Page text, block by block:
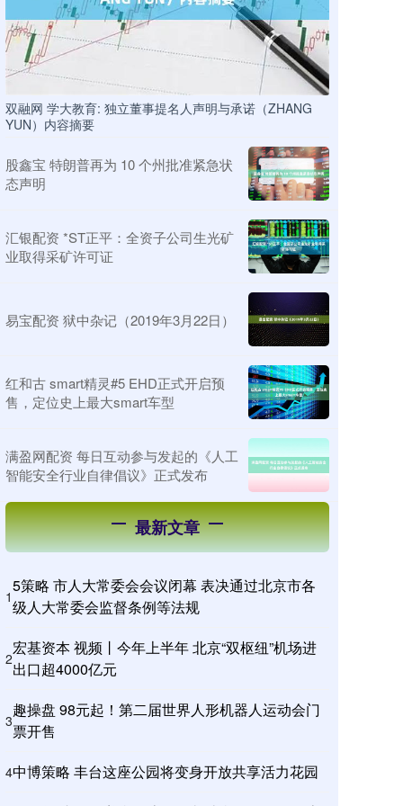
双融网 学大教育: 独立董事提名人声明与承诺（ZHANG
YUN）内容摘要
股鑫宝 特朗普再为 10 个州批准紧急状
态声明
汇银配资 *ST正平：全资子公司生光矿
业取得采矿许可证
易宝配资 狱中杂记（2019年3月22日）
红和古 smart精灵#5 EHD正式开启预
售，定位史上最大smart车型
满盈网配资 每日互动参与发起的《人工
智能安全行业自律倡议》正式发布
最新文章
1
5策略 市人大常委会会议闭幕 表决通过北京市各
级人大常委会监督条例等法规
2
宏基资本 视频丨今年上半年 北京“双枢纽”机场进
出口超4000亿元
3
趣操盘 98元起！第二届世界人形机器人运动会门
票开售
4中博策略 丰台这座公园将变身开放共享活力花园